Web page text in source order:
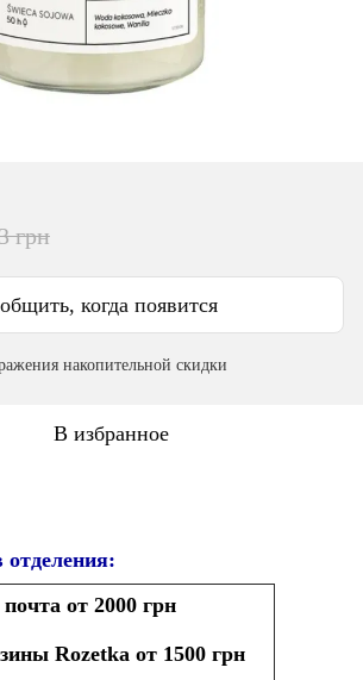
грн
когда появится
накопительной скидки
В избранное
от 2000 грн
Rozetka от 1500 грн